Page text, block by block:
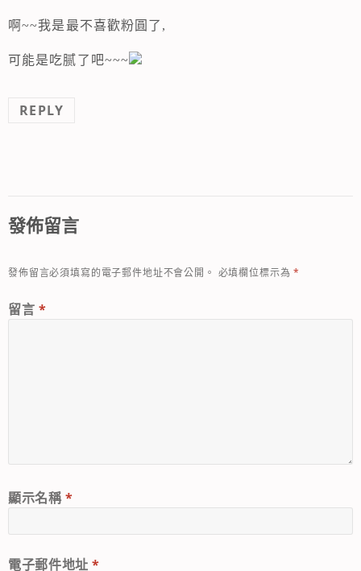
啊~~我是最不喜歡粉圓了,
可能是吃腻了吧~~~
REPLY
發佈留言
發佈留言必須填寫的電子郵件地址不會公開。 必填欄位標示為*
留言 *
顯示名稱*
電子郵件地址*